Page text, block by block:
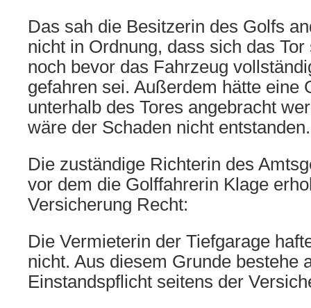
Das sah die Besitzerin des Golfs
nicht in Ordnung, dass sich das
noch bevor das Fahrzeug
gefahren sei. Außerdem hätte eine
unterhalb des Tores angebracht
wäre der Schaden nicht entstanden.
Die zuständige Richterin des
vor dem die Golffahrerin Klage
Versicherung Recht:
Die Vermieterin der Tiefgarage
nicht. Aus diesem Grunde bestehe
Einstandspflicht seitens der